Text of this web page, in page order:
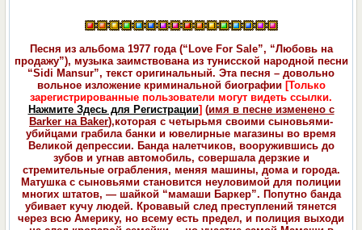
Песня из альбома 1977 года (“Love For Sale”, “Любовь на
продажу”), музыка заимствована из тунисской народной песни
“Sidi Mansur”, текст оригинальный. Эта песня – довольно
вольное изложение криминальной биографии [Только
зарегистрированные пользователи могут видеть ссылки.
Нажмите Здесь для Регистрации] (имя в песне изменено с
Barker на Baker),которая с четырьмя своими сыновьями-
убийцами грабила банки и ювелирные магазины во время
Великой депрессии. Банда налетчиков, вооружившись до
зубов и угнав автомобиль, совершала дерзкие и
стремительные ограбления, меняя машины, дома и города.
Матушка с сыновьями становится неуловимой для полиции
многих штатов, — шайкой “мамаши Баркер”. Попутно банда
убивает кучу людей. Кровавый след преступлений тянется
через всю Америку, но всему есть предел, и полиция выходи